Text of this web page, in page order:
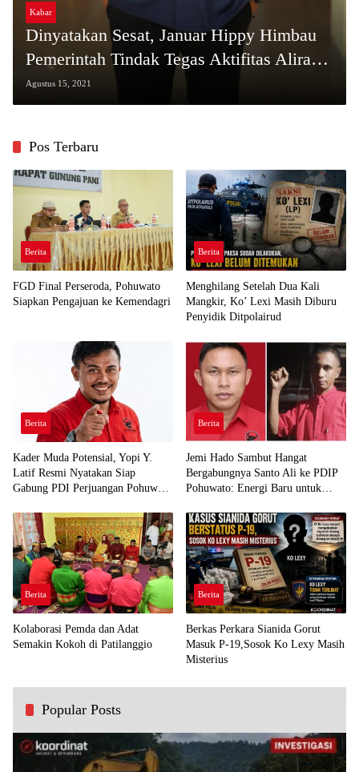
Kabar
Dinyatakan Sesat, Januar Hippy Himbau
Pemerintah Tindak Tegas Aktifitas Aliran
Tarekat Pada yayasan Aqidah Syariah di
Paguat
Agustus 15, 2021
Pos Terbaru
Berita
FGD Final Perseroda, Pohuwato
Siapkan Pengajuan ke Kemendagri
Berita
Menghilang Setelah Dua Kali
Mangkir, Ko’ Lexi Masih Diburu
Penyidik Ditpolairud
Berita
Kader Muda Potensial, Yopi Y.
Latif Resmi Nyatakan Siap
Gabung PDI Perjuangan Pohuwato
Berita
Jemi Hado Sambut Hangat
Bergabungnya Santo Ali ke PDIP
Pohuwato: Energi Baru untuk
Berita
Kolaborasi Pemda dan Adat
Semakin Kokoh di Patilanggio
Berita
Berkas Perkara Sianida Gorut
Masuk P-19,Sosok Ko Lexy Masih
Misterius
Popular Posts